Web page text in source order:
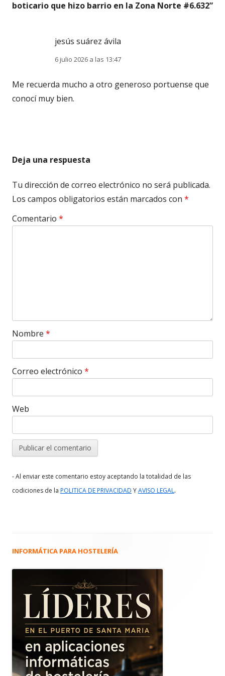
boticario que hizo barrio en la Zona Norte #6.632”
jesús suárez ávila
6 julio 2026 a las 13:47
Me recuerda mucho a otro generoso portuense que
conocí muy bien.
Deja una respuesta
Tu dirección de correo electrónico no será publicada.
Los campos obligatorios están marcados con *
Comentario *
Nombre *
Correo electrónico *
Web
- Al enviar este comentario estoy aceptando la totalidad de las
codiciones de la POLITICA DE PRIVACIDAD YAVISO LEGAL.
Barra
principal
INFORMÁTICA PARA HOSTELERÍA